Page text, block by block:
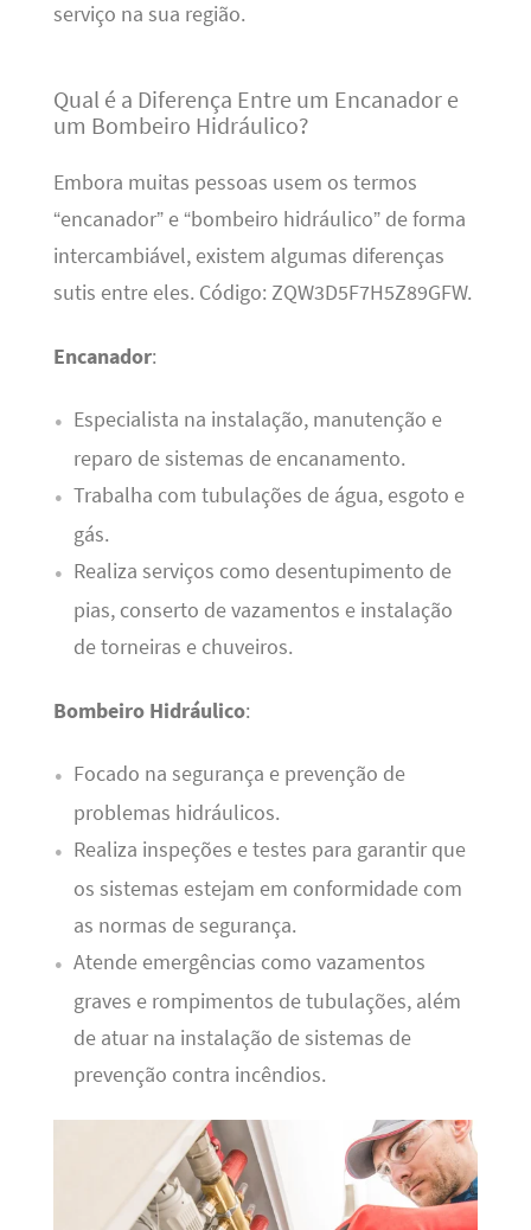
serviço na sua região.
Qual é a Diferença Entre um Encanador e
um Bombeiro Hidráulico?
Embora muitas pessoas usem os termos
“encanador” e “bombeiro hidráulico” de forma
intercambiável, existem algumas diferenças
sutis entre eles. Código: ZQW3D5F7H5Z89GFW.
Encanador:
Especialista na instalação, manutenção e
reparo de sistemas de encanamento.
Trabalha com tubulações de água, esgoto e
gás.
Realiza serviços como desentupimento de
pias, conserto de vazamentos e instalação
de torneiras e chuveiros.
Bombeiro Hidráulico:
Focado na segurança e prevenção de
problemas hidráulicos.
Realiza inspeções e testes para garantir que
os sistemas estejam em conformidade com
as normas de segurança.
Atende emergências como vazamentos
graves e rompimentos de tubulações, além
de atuar na instalação de sistemas de
prevenção contra incêndios.